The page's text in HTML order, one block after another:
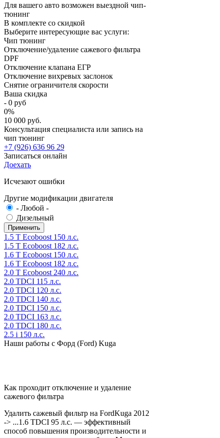
Для вашего авто возможен выездной чип-
тюнинг
В комплекте со скидкой
Выберите интересующие вас услуги:
Чип тюнинг
Отключение/удаление сажевого фильтра
DPF
Отключение клапана ЕГР
Отключение вихревых заслонок
Снятие ограничителя скорости
Ваша скидка
- 0 руб
0%
10 000 руб.
Консультация специалиста или запись на
чип тюнинг
+7 (926) 636 96 29
Записаться онлайн
Доехать
Исчезают ошибки
Другие модификации двигателя
- Любой -
Дизельный
1.5 T Ecoboost 150 л.с.
1.5 T Ecoboost 182 л.с.
1.6 T Ecoboost 150 л.с.
1.6 T Ecoboost 182 л.с.
2.0 T Ecoboost 240 л.с.
2.0 TDCI 115 л.с.
2.0 TDCI 120 л.с.
2.0 TDCI 140 л.с.
2.0 TDCI 150 л.с.
2.0 TDCI 163 л.с.
2.0 TDCI 180 л.с.
2.5 i 150 л.с.
Наши работы с Форд (Ford) Kuga
Как проходит отключение и удаление
сажевого фильтра
Удалить сажевый фильтр на FordKuga 2012
-> ...1.6 TDCI 95 л.с. — эффективный
способ повышения производительности и